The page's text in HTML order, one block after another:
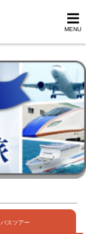
MENU
バスツアー